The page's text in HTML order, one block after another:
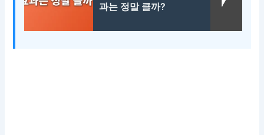
과는 정말 클까?